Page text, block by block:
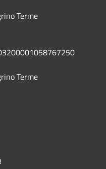
Terme
Terme